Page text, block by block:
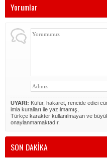
Yorumlar
UYARI: Küfür, hakaret, rencide edici
imla kuralları ile yazılmamış,
Türkçe karakter kullanılmayan ve
onaylanmamaktadır.
SON DAKİKA